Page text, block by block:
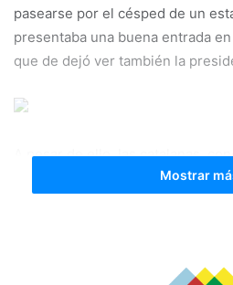
pasearse por el césped de un
presentaba una buena entrada
que de dejó ver también la
A pesar de ello, las catalanas,
EDF Logroño en su casa,
si acaso, justo al filo del
Mostrar